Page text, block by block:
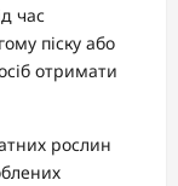
час
піску або
отримати
рослин